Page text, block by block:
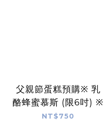
父親節蛋糕預購※ 乳
酪蜂蜜慕斯 (限6吋) ※
NT$750